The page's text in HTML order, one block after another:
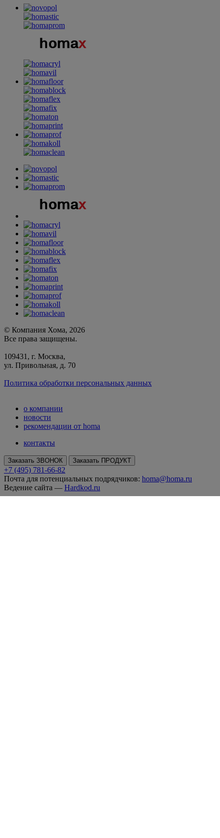
© Компания Хома, 2026
Все права защищены.
109431, г. Москва,
ул. Привольная, д. 70
Политика обработки персональных данных
о компании
новости
рекомендации от homa
контакты
Заказать ЗВОНОК Заказать ПРОДУКТ
+7 (495) 781-66-82
Почта для потенциальных подрядчиков: homa@homa.ru
Ведение сайта — Hardkod.ru